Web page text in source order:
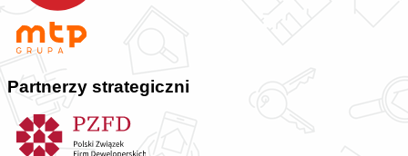
Partnerzy strategiczni